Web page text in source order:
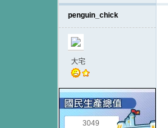
penguin_chick
大宅
3049